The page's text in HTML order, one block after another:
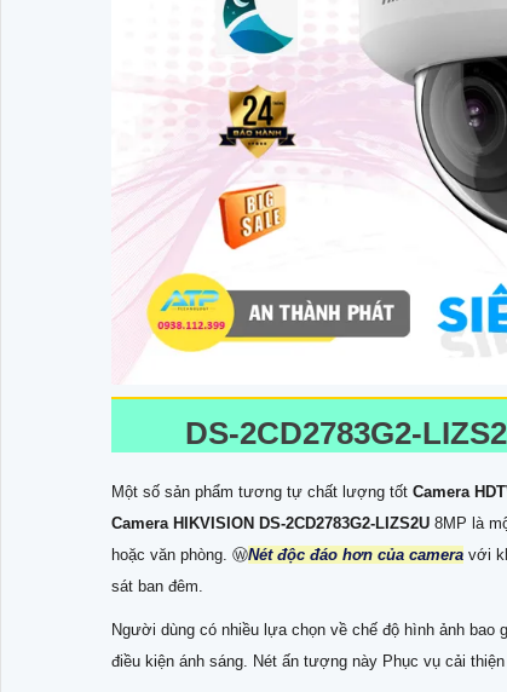
DS-2CD2783G2-
Một số sản phẩm tương tự chất lượng tốt Camera
Camera HIKVISION DS-2CD2783G2-LIZS2U 8MP là
hoặc văn phòng. ⓌNét độc đáo hơn của camera với
sát ban đêm.
Người dùng có nhiều lựa chọn về chế độ hình ảnh
điều kiện ánh sáng. Nét ấn tượng này Phục vụ cải